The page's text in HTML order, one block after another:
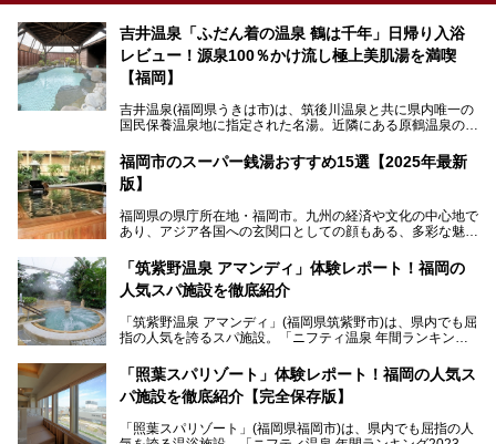
吉井温泉「ふだん着の温泉 鶴は千年」日帰り入浴
レビュー！源泉100％かけ流し極上美肌湯を満喫
【福岡】
吉井温泉(福岡県うきは市)は、筑後川温泉と共に県内唯一の
国民保養温泉地に指定された名湯。近隣にある原鶴温泉の観
す。
「ふだん着の温泉 鶴は千年」は、吉井温泉にある日帰り入
住民や温泉ファンに愛され続けています。今回は筆者自ら日
帰り入浴し、自慢の温泉を中心に詳細レビューします！
福岡市のスーパー銭湯おすすめ15選【2025年最新
版】
福岡県の県庁所在地・福岡市。九州の経済や文化の中心地で
あり、アジア各国への玄関口としての顔もある、多彩な魅力
そんな福岡市は、スーパー銭湯も多種多彩。玄界灘を眺めら
れるリゾート気分満点のスーパー銭湯から、繁華街近くのレ
いスーパー銭湯を一挙ご紹介します。
「筑紫野温泉 アマンディ」体験レポート！福岡の
人気スパ施設を徹底紹介
「筑紫野温泉 アマンディ」(福岡県筑紫野市)は、県内でも屈
指の人気を誇るスパ施設。「ニフティ温泉 年間ランキング2
入浴客で賑わっています。
そこで今回は、ニフティ温泉ライターである筆者が現地訪
ーム・併設するレストランを体験し、それらの全貌を徹底紹
「照葉スパリゾート」体験レポート！福岡の人気ス
パ施設を徹底紹介【完全保存版】
「照葉スパリゾート」(福岡県福岡市)は、県内でも屈指の人